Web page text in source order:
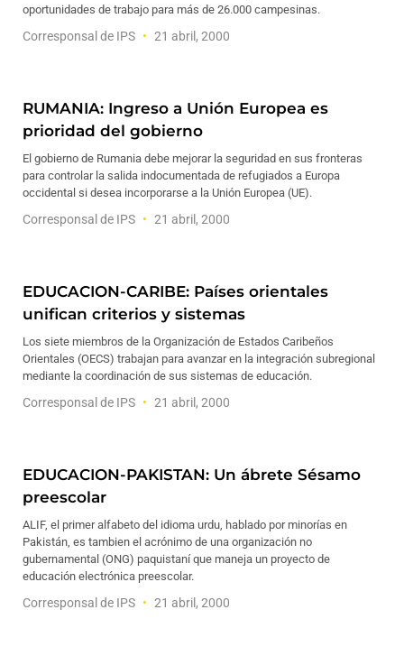
oportunidades de trabajo para más de 26.000 campesinas.
Corresponsal de IPS 21 abril, 2000
RUMANIA: Ingreso a Unión Europea es
prioridad del gobierno
El gobierno de Rumania debe mejorar la seguridad en sus fronteras
para controlar la salida indocumentada de refugiados a Europa
occidental si desea incorporarse a la Unión Europea (UE).
Corresponsal de IPS 21 abril, 2000
EDUCACION-CARIBE: Países orientales
unifican criterios y sistemas
Los siete miembros de la Organización de Estados Caribeños
Orientales (OECS) trabajan para avanzar en la integración subregional
mediante la coordinación de sus sistemas de educación.
Corresponsal de IPS 21 abril, 2000
EDUCACION-PAKISTAN: Un ábrete Sésamo
preescolar
ALIF, el primer alfabeto del idioma urdu, hablado por minorías en
Pakistán, es tambien el acrónimo de una organización no
gubernamental (ONG) paquistaní que maneja un proyecto de
educación electrónica preescolar.
Corresponsal de IPS 21 abril, 2000